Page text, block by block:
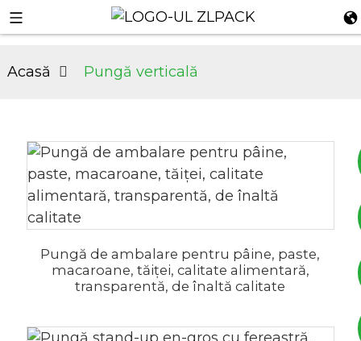
+8619953939264
Acasă Pungă verticală
Pungă de ambalare pentru pâine, paste,
macaroane, tăiței, calitate alimentară,
transparentă, de înaltă calitate